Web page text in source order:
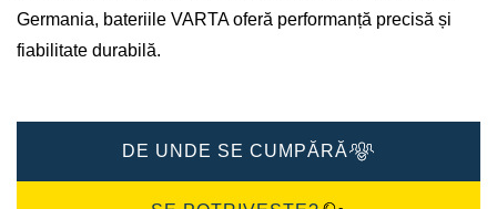
Germania, bateriile VARTA oferă performanță precisă și
fiabilitate durabilă.
DE UNDE SE CUMPĂRĂ